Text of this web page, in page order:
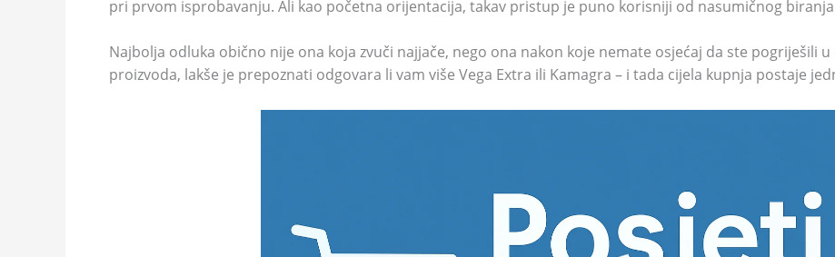
pri prvom isprobavanju. Ali kao početna orijentacija, takav pristup je puno korisniji od nasumičnog
Najbolja odluka obično nije ona koja zvuči najjače, nego ona nakon koje nemate osjećaj da ste pogriješili
proizvoda, lakše je prepoznati odgovara li vam više Vega Extra ili Kamagra – i tada cijela kupnja postaje